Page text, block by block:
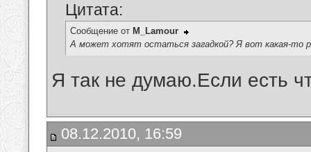
Цитата:
Сообщение от M_Lamour
А может хотят остаться загадкой? Я вот какая-то
Я так не думаю.Если есть
08.12.2010, 16:59